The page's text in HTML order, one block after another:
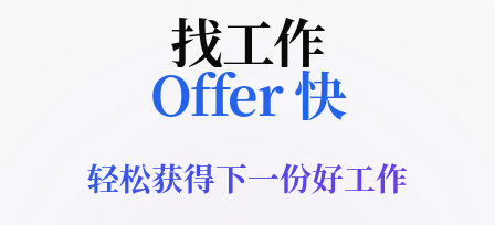
找工作
Offer 快
轻松获得下一份好工作